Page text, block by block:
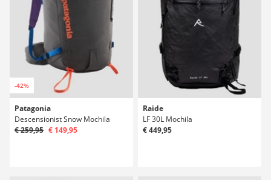
-42%
Patagonia
Descensionist Snow Mochila
€ 259,95 € 149,95
Raide
LF 30L Mochila
€ 449,95